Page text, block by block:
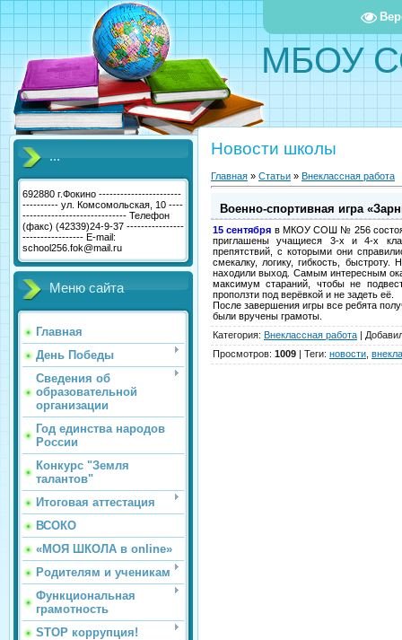
МБОУ
...
692880 г.Фокино -----------------------
---------- ул. Комсомольская, 10 ----
----------------------------- Телефон
(факс) (42339)24-9-37 ----------------
----------------- E-mail:
school256.fok@mail.ru
Меню сайта
Главная
День Победы
Сведения об
образовательной
организации
Год единства народов
России
Конкурс "Земля
талантов"
Итоговая аттестация
ВСОКО
«МОЯ ШКОЛА в online»
Родителям и ученикам
Функциональная
грамотность
STOP коррупция!
Новости школы
Главная » Статьи » Внеклассная работа
Военно-спортивная игра
15 сентября в МКОУ СОШ № 256
приглашены учащиеся 3-х и 4-х
препятствий, с которыми они
смекалку, логику, гибкость,
находили выход. Самым интересным
максимум стараний, чтобы не
проползти под верёвкой и не задеть её.
После завершения игры все ребята
были вручены грамоты.
Категория: Внеклассная работа |
Просмотров: 1009 | Теги: новости